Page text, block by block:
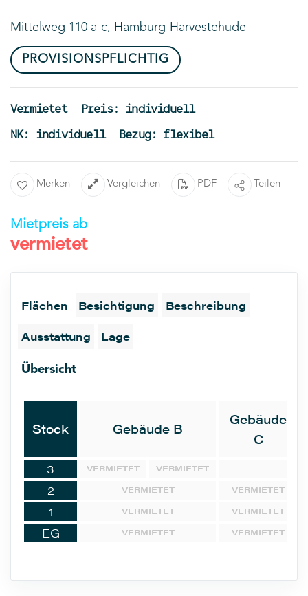
Mittelweg 110 a-c, Hamburg-Harvestehude
PROVISIONSPFLICHTIG
Vermietet
Preis: individuell
NK: individuell
Bezug: flexibel
Merken Vergleichen PDF Teilen
Mietpreis ab
vermietet
Flächen Besichtigung
Beschreibung
Ausstattung
Lage
Übersicht
Stock Gebäude B
Gebäude
C
3 VERMIETET VERMIETET
2 VERMIETET VERMIETET
1 VERMIETET VERMIETET
EG VERMIETET VERMIETET